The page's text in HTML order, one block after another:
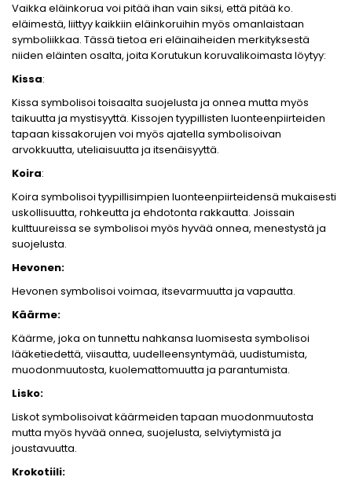
Vaikka eläinkorua voi pitää ihan vain siksi, että pitää ko.
eläimestä, liittyy kaikkiin eläinkoruihin myös omanlaistaan
symboliikkaa. Tässä tietoa eri eläinaiheiden merkityksestä
niiden eläinten osalta, joita Korutukun koruvalikoimasta löytyy:
Kissa:
Kissa symbolisoi toisaalta suojelusta ja onnea mutta myös
taikuutta ja mystisyyttä. Kissojen tyypillisten luonteenpiirteiden
tapaan kissakorujen voi myös ajatella symbolisoivan
arvokkuutta, uteliaisuutta ja itsenäisyyttä.
Koira:
Koira symbolisoi tyypillisimpien luonteenpiirteidensä mukaisesti
uskollisuutta, rohkeutta ja ehdotonta rakkautta. Joissain
kulttuureissa se symbolisoi myös hyvää onnea, menestystä ja
suojelusta.
Hevonen:
Hevonen symbolisoi voimaa, itsevarmuutta ja vapautta.
Käärme:
Käärme, joka on tunnettu nahkansa luomisesta symbolisoi
lääketiedettä, viisautta, uudelleensyntymää, uudistumista,
muodonmuutosta, kuolemattomuutta ja parantumista.
Lisko:
Liskot symbolisoivat käärmeiden tapaan muodonmuutosta
mutta myös hyvää onnea, suojelusta, selviytymistä ja
joustavuutta.
Krokotiili: